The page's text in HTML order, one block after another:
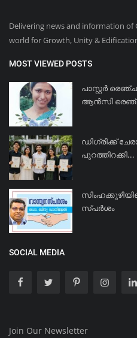
Delivering news and information
world for Growth, Unity &
MOST VIEWED POSTS
പാസ്റ്റർ
ആൻസി
ഡിഗ്രിക്ക്
പുറത്തിറക്കി...
സ്പർശം
SOCIAL MEDIA
Join Our Newsletter